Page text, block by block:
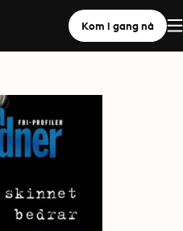
Kom i gang nå